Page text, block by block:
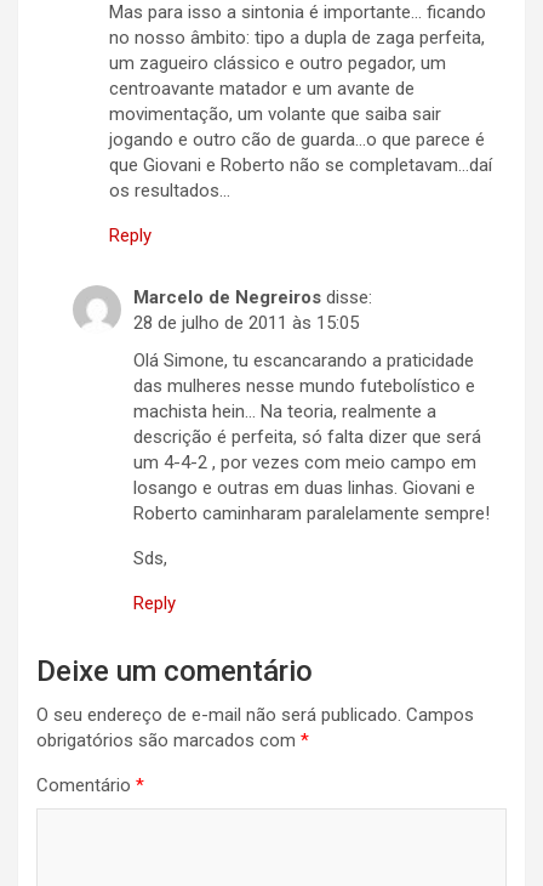
Mas para isso a sintonia é importante… ficando
no nosso âmbito: tipo a dupla de zaga perfeita,
um zagueiro clássico e outro pegador, um
centroavante matador e um avante de
movimentação, um volante que saiba sair
jogando e outro cão de guarda…o que parece é
que Giovani e Roberto não se completavam…daí
os resultados…
Reply
Marcelo de Negreiros disse:
28 de julho de 2011 às 15:05
Olá Simone, tu escancarando a praticidade
das mulheres nesse mundo futebolístico e
machista hein… Na teoria, realmente a
descrição é perfeita, só falta dizer que será
um 4-4-2 , por vezes com meio campo em
losango e outras em duas linhas. Giovani e
Roberto caminharam paralelamente sempre!
Sds,
Reply
Deixe um comentário
O seu endereço de e-mail não será publicado. Campos
obrigatórios são marcados com *
Comentário *